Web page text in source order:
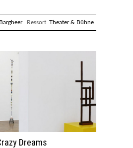
Ressort Theater & Bühne
Dreams